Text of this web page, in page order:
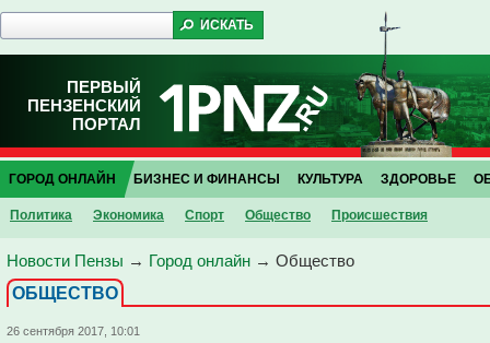
ПЕРВЫЙ
ПЕНЗЕНСКИЙ
ПОРТАЛ
ГОРОД ОНЛАЙН
Политика Экономика Спорт Общество Проиcшествия
БИЗНЕС И ФИНАНСЫ КУЛЬТУРА ЗДОРОВЬЕ
Новости Пензы → Город онлайн → Общество
ОБЩЕСТВО
26 сентября 2017, 10:01